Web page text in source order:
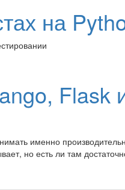
на
Flask
именно
но есть ли там